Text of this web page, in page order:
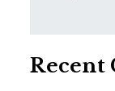
Recent